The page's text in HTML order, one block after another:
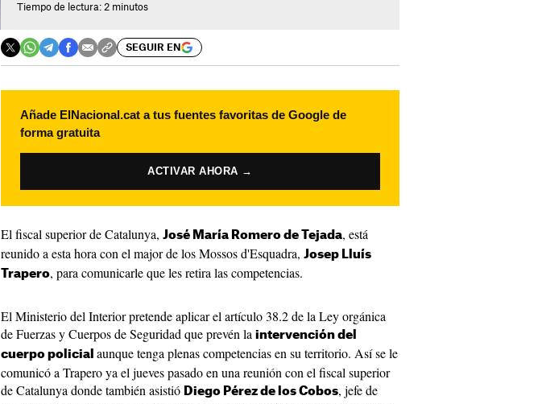
Tiempo de lectura: 2 minutos
SEGUIR EN
Añade ElNacional.cat a tus fuentes favoritas de Google de
forma gratuita
ACTIVAR AHORA →
El fiscal superior de Catalunya, José María Romero de Tejada, está
reunido a esta hora con el major de los Mossos d'Esquadra, Josep Lluís
Trapero, para comunicarle que les retira las competencias.
El Ministerio del Interior pretende aplicar el artículo 38.2 de la Ley orgánica
de Fuerzas y Cuerpos de Seguridad que prevén la intervención del
cuerpo policial aunque tenga plenas competencias en su territorio. Así se le
comunicó a Trapero ya el jueves pasado en una reunión con el fiscal superior
de Catalunya donde también asistió Diego Pérez de los Cobos, jefe de